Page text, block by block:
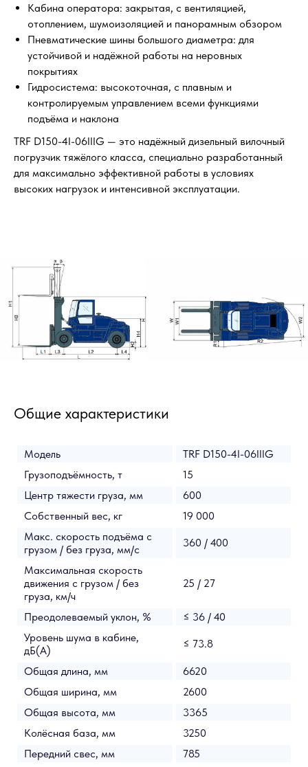
Кабина оператора: закрытая, с вентиляцией,
отоплением, шумоизоляцией и панорамным обзором
Пневматические шины большого диаметра: для
устойчивой и надёжной работы на неровных
покрытиях
Гидросистема: высокоточная, с плавным и
контролируемым управлением всеми функциями
подъёма и наклона
TRF D150-4I-06IIIG — это надёжный дизельный вилочный
погрузчик тяжёлого класса, специально разработанный
для максимально эффективной работы в условиях
высоких нагрузок и интенсивной эксплуатации.
Общие характеристики
Модель
TRF D150-4I-06IIIG
Грузоподъёмность, т
15
Центр тяжести груза, мм
600
Собственный вес, кг
19 000
Макс. скорость подъёма с
грузом / без груза, мм/с
360 / 400
Максимальная скорость
движения с грузом / без
груза, км/ч
25 / 27
Преодолеваемый уклон, %
≤ 36 / 40
Уровень шума в кабине,
дБ(A)
≤ 73.8
Общая длина, мм
6620
Общая ширина, мм
2600
Общая высота, мм
3365
Колёсная база, мм
3250
Передний свес, мм
785